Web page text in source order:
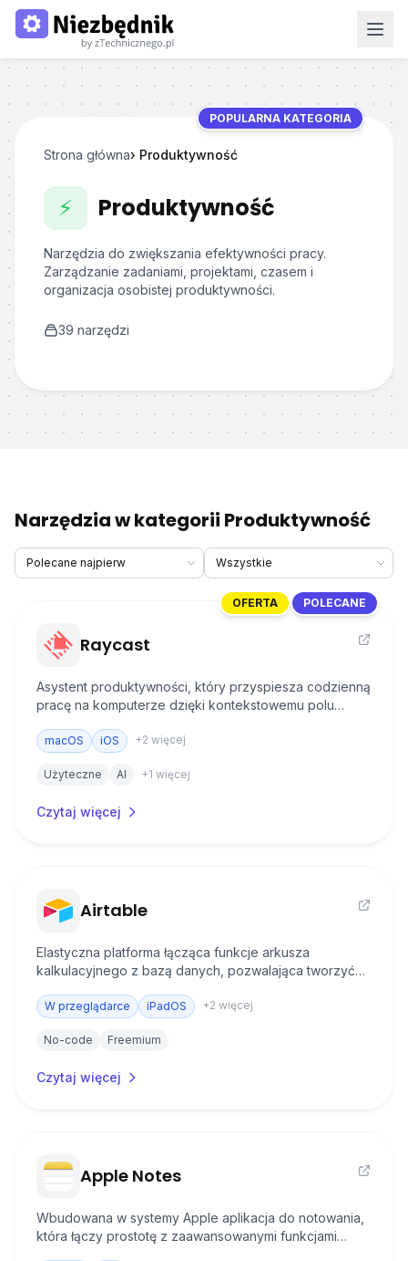
POPULARNA KATEGORIA
Strona główna› Produktywność
⚡ Produktywność
Narzędzia do zwiększania efektywności pracy.
Zarządzanie zadaniami, projektami, czasem i
organizacja osobistej produktywności.
39 narzędzi
Narzędzia w kategorii Produktywność
OFERTA POLECANE
Raycast
Asystent produktywności, który przyspiesza codzienną
pracę na komputerze dzięki kontekstowemu polu
popularnymi aplikacjami
macOS iOS +2 więcej
Użyteczne AI +1 więcej
Czytaj więcej
Airtable
Elastyczna platforma łącząca funkcje arkusza
kalkulacyjnego z bazą danych, pozwalająca tworzyć
pracy. Idealnie łączy się z aplikacjami do automatyzacji.
W przeglądarce iPadOS +2 więcej
No-code Freemium
Czytaj więcej
Apple Notes
Wbudowana w systemy Apple aplikacja do notowania,
która łączy prostotę z zaawansowanymi funkcjami